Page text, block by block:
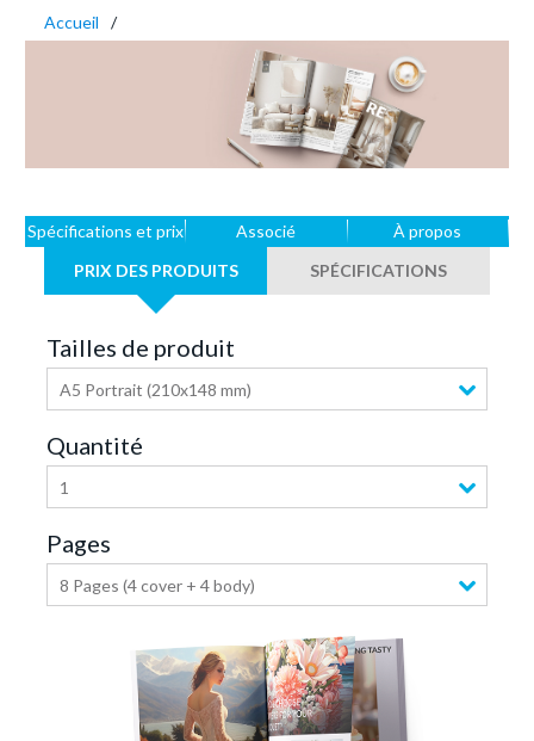
Accueil
Spécifications et prix Associé
À propos
PRIX DES PRODUITS
SPÉCIFICATIONS
Tailles de produit
A5 Portrait (210x148 mm)
Quantité
1
Pages
8 Pages (4 cover + 4 body)